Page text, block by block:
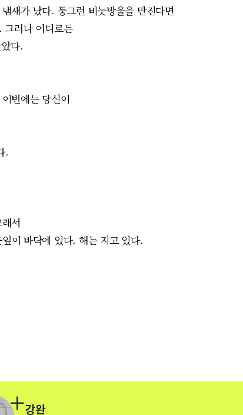
새가 났다. 둥그런 비눗방울을 만진다면
그러나 어디로든
다.
번에는 당신이
.
서
이 바닥에 있다. 해는 지고 있다.
강완